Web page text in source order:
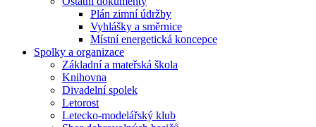
Plán zimní údržby
Vyhlášky a směrnice
Místní energetická koncepce
Spolky a organizace
Základní a mateřská škola
Knihovna
Divadelní spolek
Letorost
Letecko-modelářský klub